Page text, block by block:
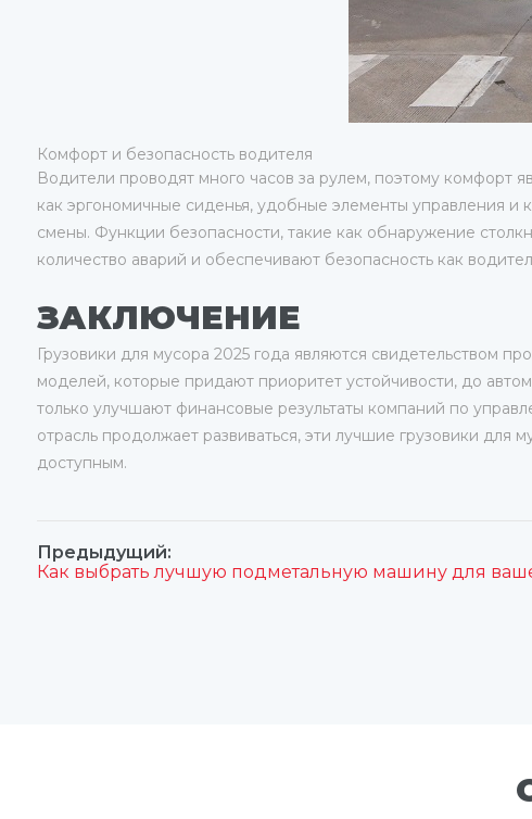
Комфорт и безопасность водителя
Водители проводят много часов за рулем, поэтому комфорт
как эргономичные сиденья, удобные элементы управления
смены. Функции безопасности, такие как обнаружение
количество аварий и обеспечивают безопасность как
ЗАКЛЮЧЕНИЕ
Грузовики для мусора 2025 года являются свидетельством
моделей, которые придают приоритет устойчивости, до
только улучшают финансовые результаты компаний по
отрасль продолжает развиваться, эти лучшие грузовики
доступным.
Предыдущий: